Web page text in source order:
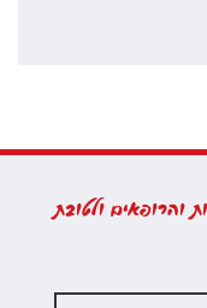
והרופאים ולטובת